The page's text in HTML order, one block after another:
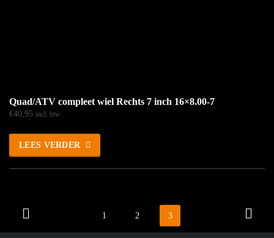
Quad/ATV compleet wiel Rechts 7 inch 16×8.00-7
€40,95 incl. btw
LEES VERDER
1 2 3